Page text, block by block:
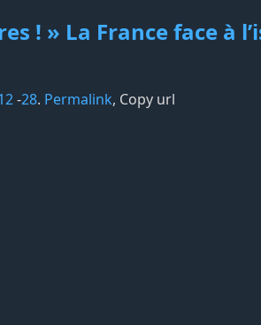
! » La France face
-28. Permalink, Copy url